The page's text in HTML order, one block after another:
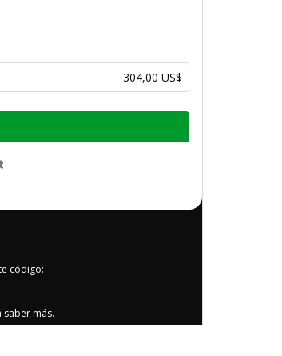
304,00 US$
código:
saber más.
está procesando este pedido en